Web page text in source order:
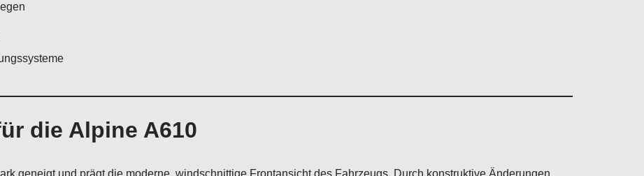
die Alpine A610
geneigt und prägt die moderne, windschnittige Frontansicht des Fahrzeugs. Durch konstruktive Änderungen